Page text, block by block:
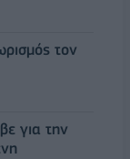
τον
για την